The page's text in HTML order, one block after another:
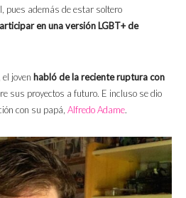
pues además de estar soltero
en una versión LGBT+ de
el joven habló de la reciente ruptura con
sus proyectos a futuro. E incluso se dio
con su papá, Alfredo Adame.